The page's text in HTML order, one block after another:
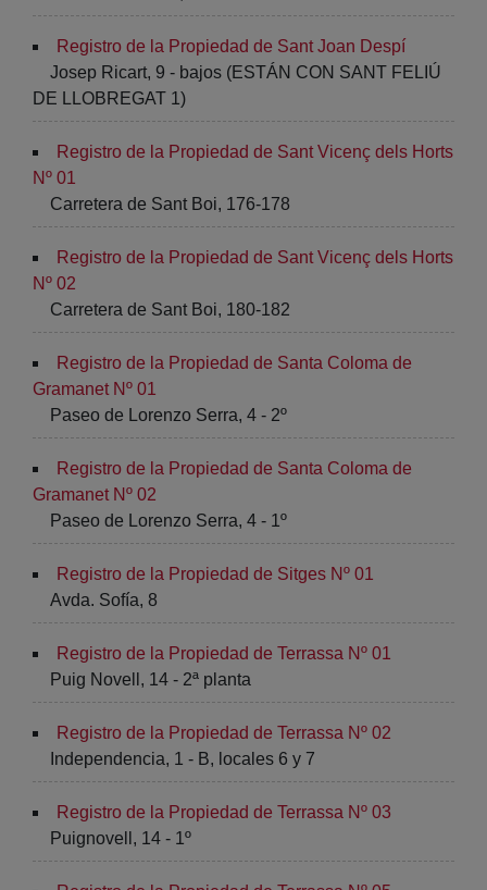
Registro de la Propiedad de Sant Joan Despí
Josep Ricart, 9 - bajos (ESTÁN CON SANT FELIÚ
DE LLOBREGAT 1)
Registro de la Propiedad de Sant Vicenç dels Horts
Nº 01
Carretera de Sant Boi, 176-178
Registro de la Propiedad de Sant Vicenç dels Horts
Nº 02
Carretera de Sant Boi, 180-182
Registro de la Propiedad de Santa Coloma de
Gramanet Nº 01
Paseo de Lorenzo Serra, 4 - 2º
Registro de la Propiedad de Santa Coloma de
Gramanet Nº 02
Paseo de Lorenzo Serra, 4 - 1º
Registro de la Propiedad de Sitges Nº 01
Avda. Sofía, 8
Registro de la Propiedad de Terrassa Nº 01
Puig Novell, 14 - 2ª planta
Registro de la Propiedad de Terrassa Nº 02
Independencia, 1 - B, locales 6 y 7
Registro de la Propiedad de Terrassa Nº 03
Puignovell, 14 - 1º